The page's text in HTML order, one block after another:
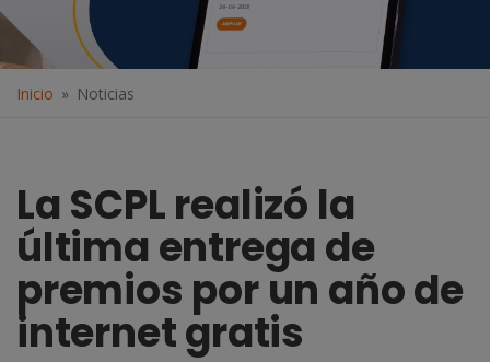
Inicio Noticias
La SCPL realizó la
última entrega de
premios por un año de
internet gratis